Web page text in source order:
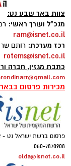
צוות באר שבע נט:
מנכ"ל ועורך ראשי:
ram@isnet.co.il
רכז מערכת: רותם
rotems@isnet.co.il
כתבת מגזין, חברה
מכירות פרסום
פרסום ברשת ישראל נט -
050-7870908
elda@isnet.co.il